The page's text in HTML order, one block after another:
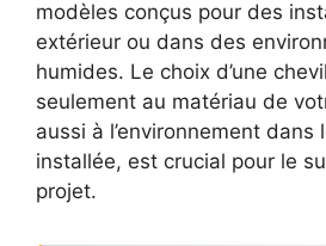
modèles conçus pour des
extérieur ou dans des
humides. Le choix d’une
seulement au matériau de
aussi à l’environnement dans
installée, est crucial pour le
projet.